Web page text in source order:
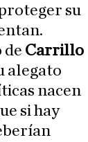
su
de Carrillo
alegato
nacen
si hay